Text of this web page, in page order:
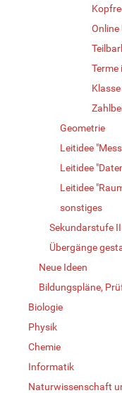
Online
Terme
Geometrie
Leitidee
Leitidee
Leitidee
sonstiges
Sekundarstufe II
Übergänge
Neue Ideen
Bildungspläne,
Biologie
Physik
Chemie
Informatik
Naturwissenschaft